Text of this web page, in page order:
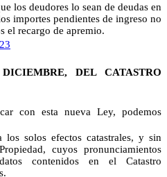
los deudores lo sean de deudas en
importes pendientes de ingreso no
el recargo de apremio.
DEL CATASTRO
con esta nueva Ley, podemos
solos efectos catastrales, y sin
cuyos pronunciamientos
contenidos en el Catastro